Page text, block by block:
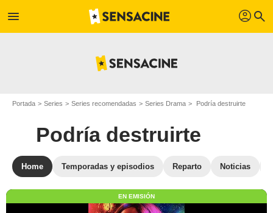
menu profil search
Portada Series Series recomendadas Series Drama Podría destruirte
Podría destruirte
Home Temporadas y episodios Reparto Noticias
EN EMISIÓN